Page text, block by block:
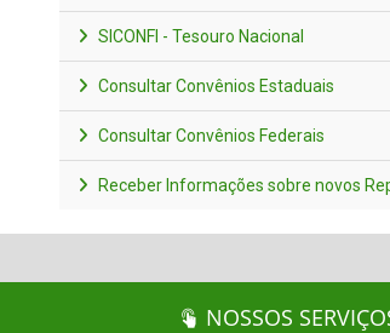
SICONFI - Tesouro Nacional
Consultar Convênios Estaduais
Consultar Convênios Federais
Receber Informações sobre novos
NOSSOS